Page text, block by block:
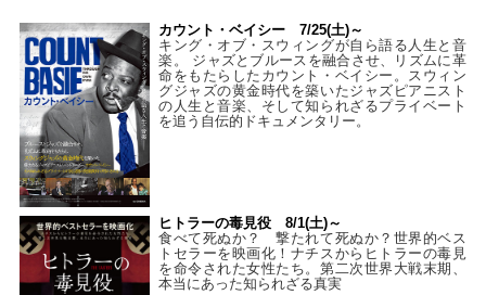
カウント・ベイシー 7/25(土)～
キング・オブ・スウィングが自ら語る人生と音
楽。 ジャズとブルースを融合させ、リズムに革
命をもたらしたカウント・ベイシー。スウィン
グジャズの黄金時代を築いたジャズピアニスト
の人生と音楽、そして知られざるプライベート
を追う自伝的ドキュメンタリー。
ヒトラーの毒見役 8/1(土)～
食べて死ぬか？ 撃たれて死ぬか？世界的ベス
トセラーを映画化！ナチスからヒトラーの毒見
を命令された女性たち。第二次世界大戦末期、
本当にあった知られざる真実